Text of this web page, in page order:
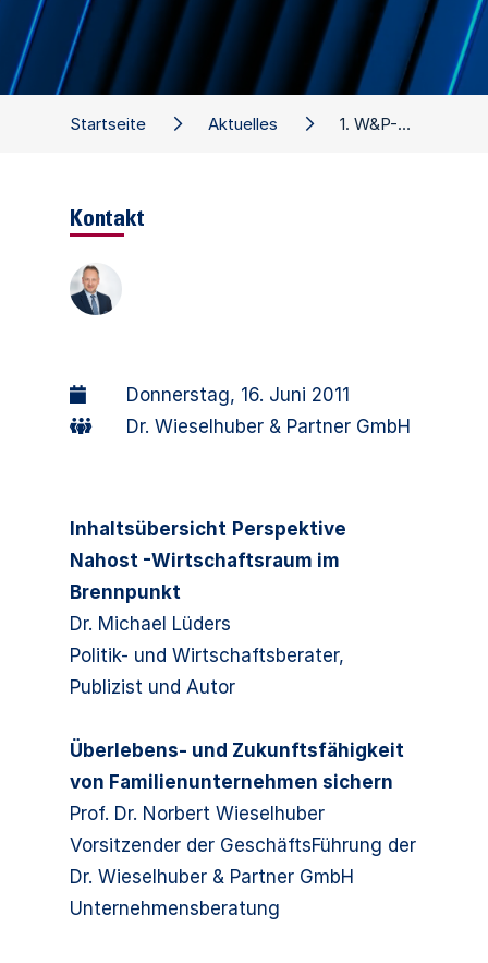
Donnerstag, 16. Juni 2011
Dr. Wieselhuber & Partner GmbH
Inhaltsübersicht Perspektive
Nahost -Wirtschaftsraum im
Brennpunkt
Dr. Michael Lüders
Politik- und Wirtschaftsberater,
Publizist und Autor
Überlebens- und Zukunftsfähigkeit
von Familienunternehmen sichern
Prof. Dr. Norbert Wieselhuber
Vorsitzender der GeschäftsFührung der
Dr. Wieselhuber & Partner GmbH
Unternehmensberatung
Kontakt
Startseite Aktuelles 1. W&P-Unternehmer-Salon Hessen